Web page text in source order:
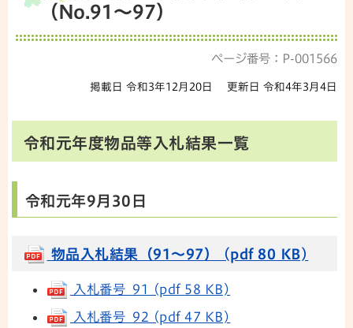
（No.91～97）
ページ番号：P-001566
掲載日 令和3年12月20日 更新日 令和4年3月4日
令和元年度物品等入札結果一覧
令和元年9月30日
物品入札結果（91～97） (pdf 80 KB)
入札番号 91 (pdf 58 KB)
入札番号 92 (pdf 47 KB)